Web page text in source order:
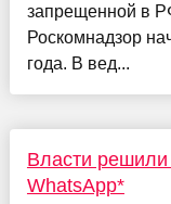
запрещенной в
Роскомнадзор
года. В вед...
Власти решили
WhatsApp*